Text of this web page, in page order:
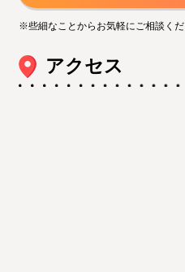
※些細なことからお気軽にご相談くだ
アクセス